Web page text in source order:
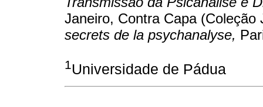
Janeiro, Contra Capa
secrets de la psychanalyse,
1Universidade de Pádua